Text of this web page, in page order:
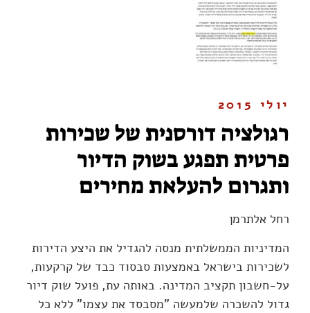
יולי 2015
רגולציה דורסנית של שכירות
פרטית תפגע בשוק הדיור
ותגרום להעלאת מחירים
רחל אלתרמן
המדיניות הממשלתית מנסה להגדיל את היצע הדירות
לשכירות בישראל באמצעות סבסוד כבד של קרקעות,
על-חשבון תקציב המדינה. באותה עת, פועל שוק דיור
גדול להשכרה שלמעשה "מסבסד את עצמו" ללא כל